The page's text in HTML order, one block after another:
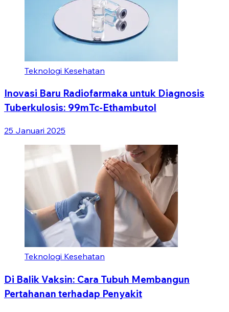
Teknologi Kesehatan
Inovasi Baru Radiofarmaka untuk Diagnosis
Tuberkulosis: 99mTc-Ethambutol
25 Januari 2025
Teknologi Kesehatan
Di Balik Vaksin: Cara Tubuh Membangun
Pertahanan terhadap Penyakit